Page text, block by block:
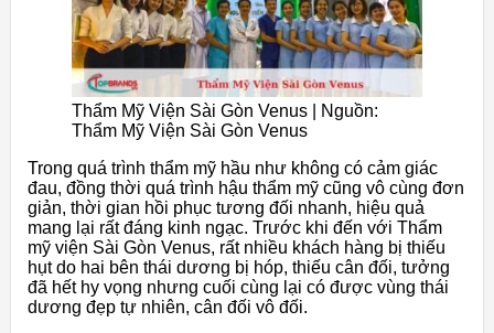
Thẩm Mỹ Viện Sài Gòn Venus | Nguồn:
Thẩm Mỹ Viện Sài Gòn Venus
Trong quá trình thẩm mỹ hầu như không có cảm giác
đau, đồng thời quá trình hậu thẩm mỹ cũng vô cùng đơn
giản, thời gian hồi phục tương đối nhanh, hiệu quả
mang lại rất đáng kinh ngạc. Trước khi đến với Thẩm
mỹ viện Sài Gòn Venus, rất nhiều khách hàng bị thiếu
hụt do hai bên thái dương bị hóp, thiếu cân đối, tưởng
đã hết hy vọng nhưng cuối cùng lại có được vùng thái
dương đẹp tự nhiên, cân đối vô đối.